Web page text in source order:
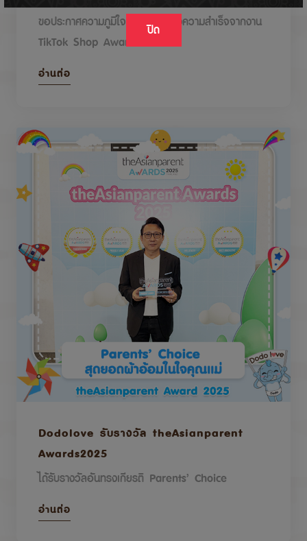
ปิด
ขอประกาศความภูมิใจกับรางวัลแห่งความสำเร็จจากงาน
TikTok Shop Awards 2026
อ่านต่อ
Dodolove รับรางวัล theAsianparent
Awards2025
ได้รับรางวัลอันทรงเกียรติ Parents’ Choice
อ่านต่อ